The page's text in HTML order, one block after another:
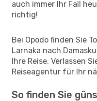
auch immer Ihr Fall
richtig!
Bei Opodo finden Sie
Larnaka nach
Ihre Reise. Verlassen
Reiseagentur für Ihr
So finden Sie